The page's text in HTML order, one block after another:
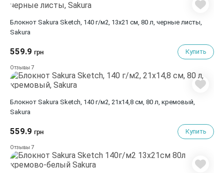
Блокнот Sakura Sketch, 140 г/м2, 13х21 см, 80 л, черные листы,
Sakura
559.9 грн Купить
Отзывы 7
Блокнот Sakura Sketch, 140 г/м2, 21х14,8 см, 80 л, кремовый,
Sakura
559.9 грн Купить
Отзывы 7